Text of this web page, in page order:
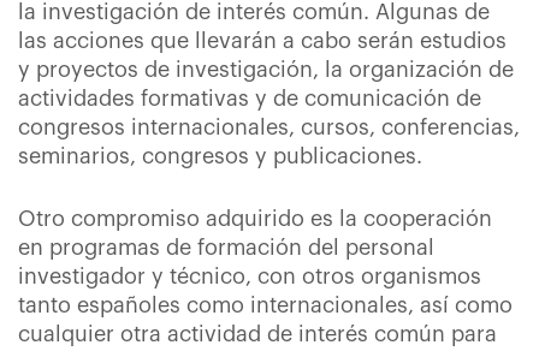
la investigación de interés común. Algunas de
las acciones que llevarán a cabo serán estudios
y proyectos de investigación, la organización de
actividades formativas y de comunicación de
congresos internacionales, cursos, conferencias,
seminarios, congresos y publicaciones.
Otro compromiso adquirido es la cooperación
en programas de formación del personal
investigador y técnico, con otros organismos
tanto españoles como internacionales, así como
cualquier otra actividad de interés común para